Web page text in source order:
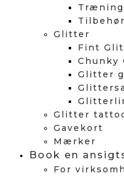
Tilbehør
Glitter
Fint
Chunky
Glitter
Glitter
Gavekort
Mærker
Book en
For